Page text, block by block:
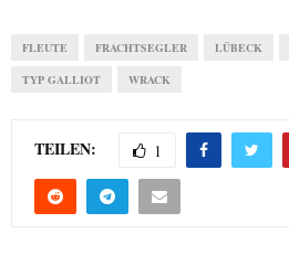
FLEUTE FRACHTSEGLER LÜBECK
TYP GALLIOT WRACK
TEILEN: 1